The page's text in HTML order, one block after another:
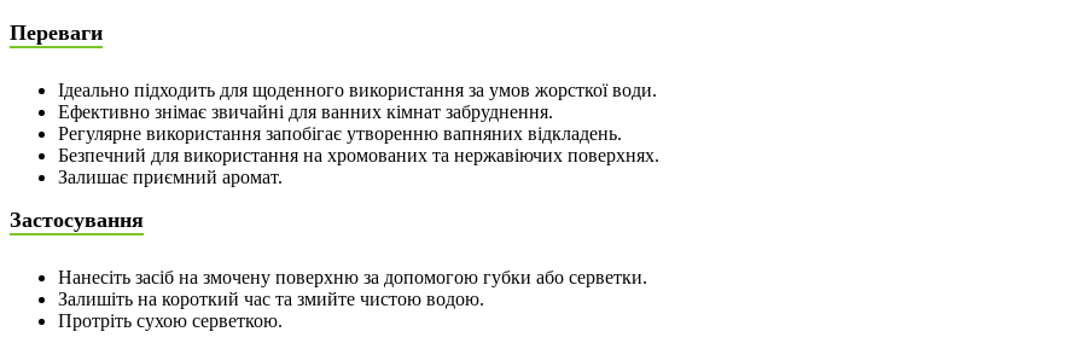
Переваги
Ідеально підходить для щоденного використання за умов жорсткої води.
Ефективно знімає звичайні для ванних кімнат забруднення.
Регулярне використання запобігає утворенню вапняних відкладень.
Безпечний для використання на хромованих та нержавіючих поверхнях.
Залишає приємний аромат.
Застосування
Нанесіть засіб на змочену поверхню за допомогою губки або серветки.
Залишіть на короткий час та змийте чистою водою.
Протріть сухою серветкою.